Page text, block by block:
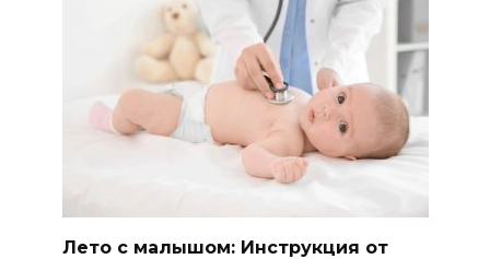
Лето с малышом: Инструкция от